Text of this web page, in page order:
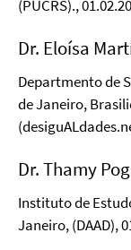
(PUCRS).,
Dr. Eloísa
Departmento de
de Janeiro,
Dr. Thamy
Instituto de
Janeiro, (DAAD),